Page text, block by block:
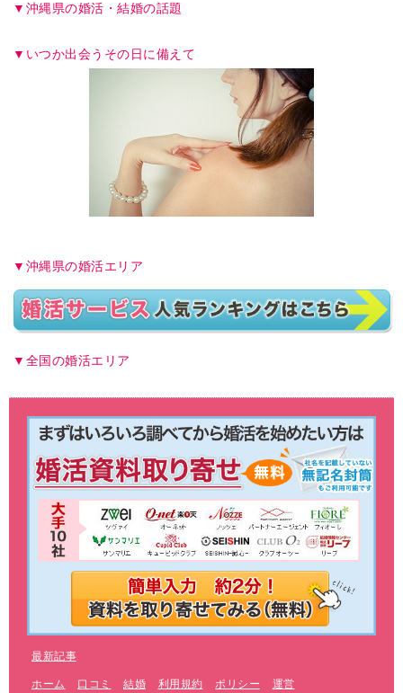
沖縄県の婚活・結婚の話題
いつか出会うその日に備えて
沖縄県の婚活エリア
全国の婚活エリア
最新記事
ホーム 口コミ 結婚 利用規約 ポリシー 運営